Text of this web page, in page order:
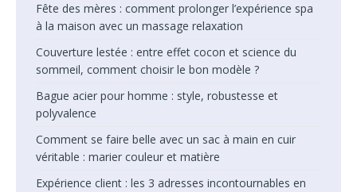
Fête des mères : comment prolonger l’expérience spa
à la maison avec un massage relaxation
Couverture lestée : entre effet cocon et science du
sommeil, comment choisir le bon modèle ?
Bague acier pour homme : style, robustesse et
polyvalence
Comment se faire belle avec un sac à main en cuir
véritable : marier couleur et matière
Expérience client : les 3 adresses incontournables en